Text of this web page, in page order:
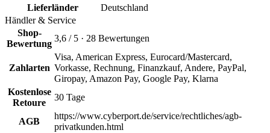
Lieferländer
Deutschland
Händler & Service
Shop-
Bewertung
3,6 / 5 · 28 Bewertungen
Zahlarten
Visa, American Express, Eurocard/Mastercard,
Vorkasse, Rechnung, Finanzkauf, Andere, PayPal,
Giropay, Amazon Pay, Google Pay, Klarna
Kostenlose
Retoure
30 Tage
AGB
https://www.cyberport.de/service/rechtliches/agb-
privatkunden.html